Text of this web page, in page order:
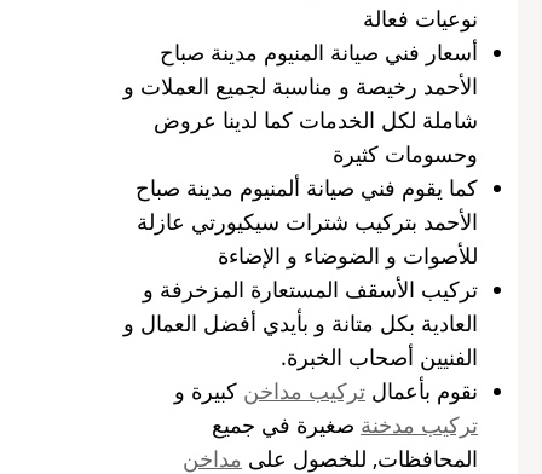
نوعيات فعالة
أسعار فني صيانة المنيوم مدينة صباح
الأحمد رخيصة و مناسبة لجميع العملات و
شاملة لكل الخدمات كما لدينا عروض
وحسومات كثيرة
كما يقوم فني صيانة ألمنيوم مدينة صباح
الأحمد بتركيب شترات سيكيورتي عازلة
للأصوات و الضوضاء و الإضاءة
تركيب الأسقف المستعارة المزخرفة و
العادية بكل متانة و بأيدي أفضل العمال و
الفنيين أصحاب الخبرة.
نقوم بأعمال تركيب مداخن كبيرة و
تركيب مدخنة صغيرة في جميع
المحافظات, للخصول على مداخن